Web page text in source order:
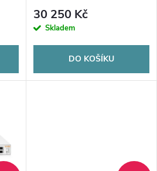
30 250 Kč
Skladem
DO KOŠÍKU